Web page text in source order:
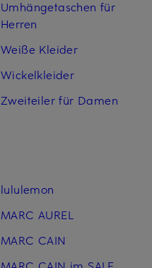
Umhängetaschen für
Herren
Weiße Kleider
Wickelkleider
Zweiteiler für Damen
lululemon
MARC AUREL
MARC CAIN